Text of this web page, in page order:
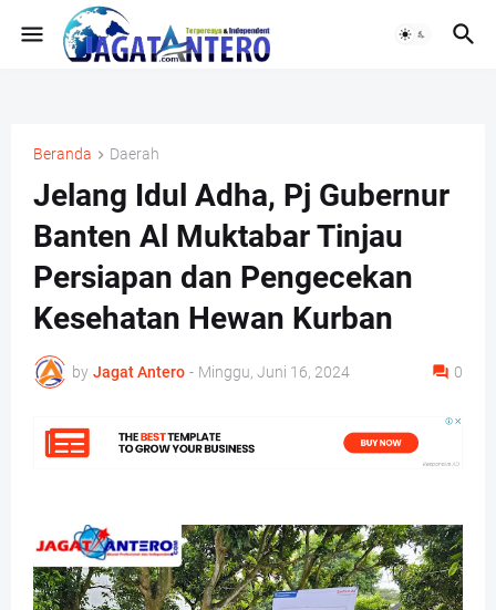
Beranda Daerah
Jelang Idul Adha, Pj Gubernur
Banten Al Muktabar Tinjau
Persiapan dan Pengecekan
Kesehatan Hewan Kurban
by Jagat Antero - Minggu, Juni 16, 2024 0